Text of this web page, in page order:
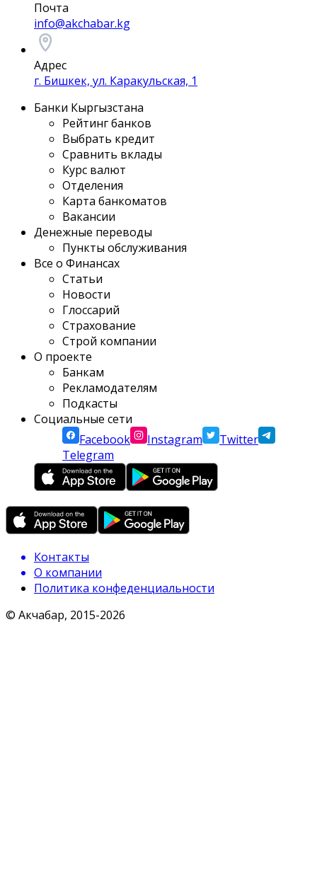
Почта
info@akchabar.kg
Адрес
г. Бишкек, ул. Каракульская, 1
Банки Кыргызстана
Рейтинг банков
Выбрать кредит
Сравнить вклады
Курс валют
Отделения
Карта банкоматов
Вакансии
Денежные переводы
Пункты обслуживания
Все о Финансах
Статьи
Новости
Глоссарий
Страхование
Строй компании
О проекте
Банкам
Рекламодателям
Подкасты
Социальные сети
Facebook
Instagram
Twitter
Telegram
Контакты
О компании
Политика конфеденциальности
© Акчабар, 2015-2026